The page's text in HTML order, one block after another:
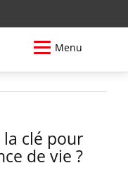
Menu
clé pour
de vie ?